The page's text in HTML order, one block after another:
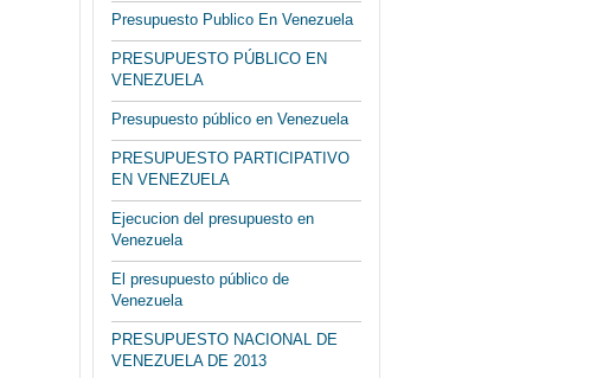
Presupuesto Publico En Venezuela
PRESUPUESTO PÚBLICO EN
VENEZUELA
Presupuesto público en Venezuela
PRESUPUESTO PARTICIPATIVO
EN VENEZUELA
Ejecucion del presupuesto en
Venezuela
El presupuesto público de
Venezuela
PRESUPUESTO NACIONAL DE
VENEZUELA DE 2013